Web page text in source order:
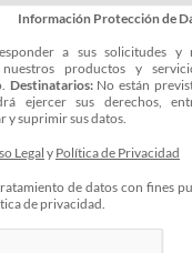
Información Protección de
a sus solicitudes y
productos y
Destinatarios:No están
ejercer sus derechos,
y suprimir sus datos.
Legaly Política de Privacidad
de datos con fines
de privacidad.